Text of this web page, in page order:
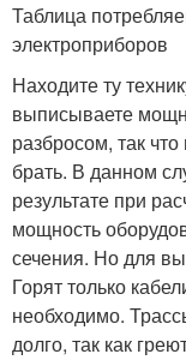
Таблица
электроприборов
Находите ту
выписываете
разбросом, так
брать. В данном
результате при
мощность
сечения. Но для
Горят только
необходимо.
долго, так как